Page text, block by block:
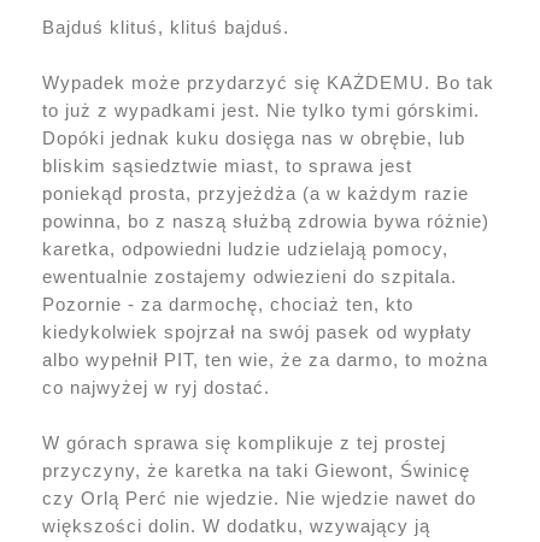
Bajduś klituś, klituś bajduś.
Wypadek może przydarzyć się KAŻDEMU. Bo tak
to już z wypadkami jest. Nie tylko tymi górskimi.
Dopóki jednak kuku dosięga nas w obrębie, lub
bliskim sąsiedztwie miast, to sprawa jest
poniekąd prosta, przyjeżdża (a w każdym razie
powinna, bo z naszą służbą zdrowia bywa różnie)
karetka, odpowiedni ludzie udzielają pomocy,
ewentualnie zostajemy odwiezieni do szpitala.
Pozornie - za darmochę, chociaż ten, kto
kiedykolwiek spojrzał na swój pasek od wypłaty
albo wypełnił PIT, ten wie, że za darmo, to można
co najwyżej w ryj dostać.
W górach sprawa się komplikuje z tej prostej
przyczyny, że karetka na taki Giewont, Świnicę
czy Orlą Perć nie wjedzie. Nie wjedzie nawet do
większości dolin. W dodatku, wzywający ją